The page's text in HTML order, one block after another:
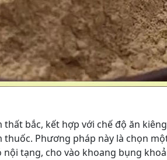
bắc, kết hợp với chế độ ăn
Phương pháp này là chọn
tạng, cho vào khoang bụng